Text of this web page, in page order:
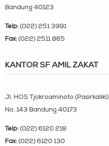
Bandung 40123
Telp: (022) 251 3991
Fax: (022) 2511 865
KANTOR SF AMIL ZAKAT
Jl. HOS Tjokroaminoto (Pasirkaliki)
No. 143 Bandung 40173
Telp: (022) 6120 218
Fax: (022) 6120 130